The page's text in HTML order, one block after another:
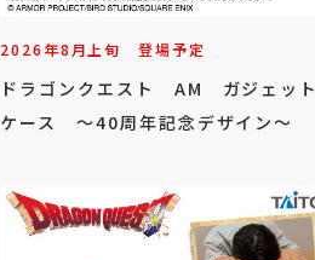
2026年8月上旬 登場予定
ドラゴンクエスト AM ガジェット
ケース ～40周年記念デザイン～